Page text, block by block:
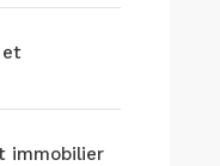
et
immobilier